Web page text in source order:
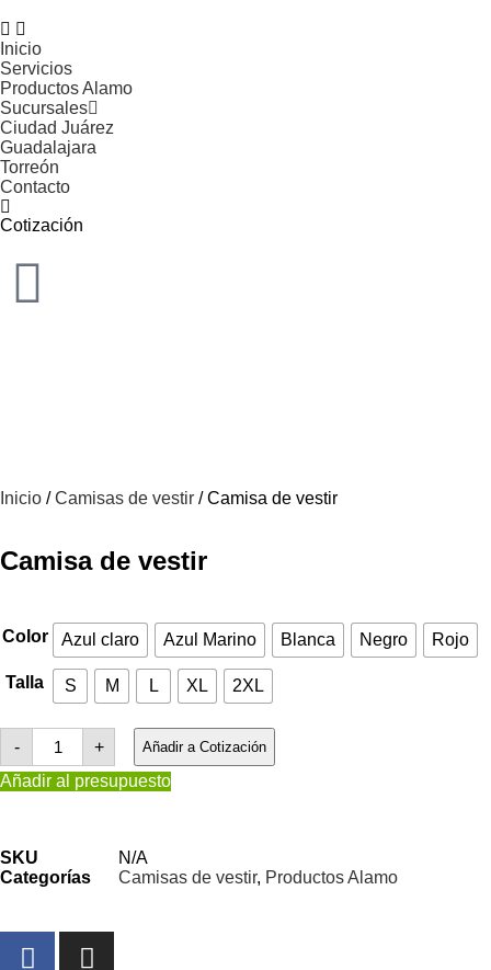
Inicio
Servicios
Productos Alamo
Sucursales
Ciudad Juárez
Guadalajara
Torreón
Contacto
Cotización
Inicio /Camisas de vestir / Camisa de vestir
Camisa de vestir
Color Azul claro Azul Marino Blanca Negro Rojo
Talla S M L XL 2XL
- + Añadir a Cotización
Añadir al presupuesto
SKU
N/A
Categorías
Camisas de vestir, Productos Alamo